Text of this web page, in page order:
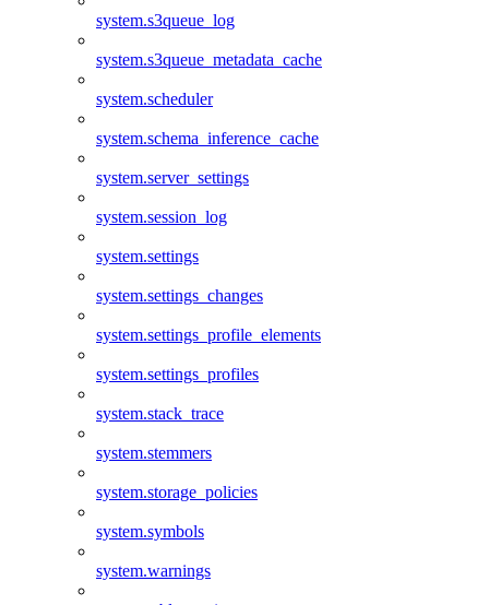
system.s3queue_log
system.s3queue_metadata_cache
system.scheduler
system.schema_inference_cache
system.server_settings
system.session_log
system.settings
system.settings_changes
system.settings_profile_elements
system.settings_profiles
system.stack_trace
system.stemmers
system.storage_policies
system.symbols
system.warnings